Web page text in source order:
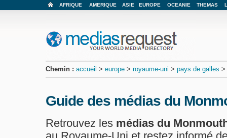
AFRIQUE AMERIQUE ASIE EUROPE OCEANIE THEMAS
Chemin : accueil > europe > royaume-uni > pays de galles >
Guide des médias du
Retrouvez les médias du